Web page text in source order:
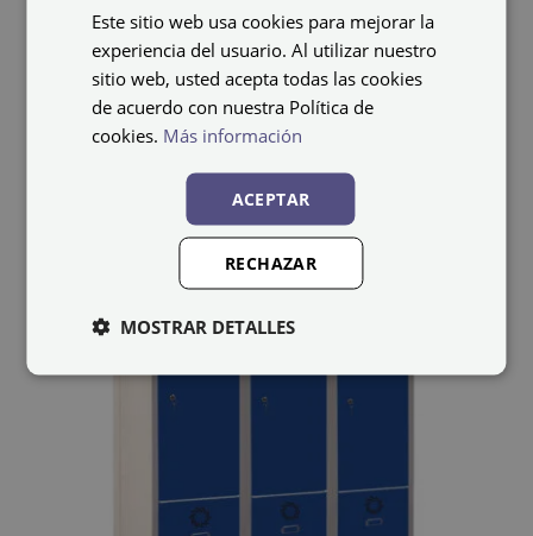
Cacifo elétrico
Monoblok-E ST-40/2-E
€ IVA não incluído
Este sitio web usa cookies para mejorar la
experiencia del usuario. Al utilizar nuestro
sitio web, usted acepta todas las cookies
de acuerdo con nuestra Política de
cookies. Más información
ACEPTAR
RECHAZAR
MOSTRAR DETALLES